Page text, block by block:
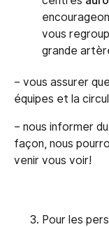
vous
grande
– vous assurer
équipes et la
– nous informer
façon, nous
venir vous voir!
Pour les